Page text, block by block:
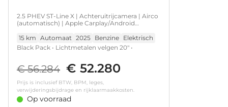
2.5 PHEV ST-Line X | Achteruitrijcamera | Airco
(automatisch) | Apple Carplay/Android
15 km Automaat 2025 Benzine Elektrisch
Black Pack • Lichtmetalen velgen 20" •
Auto|telefoonintegratie premium • Draadloze
telefoonlader • Navigatiesysteem full map •
WiFi voorbereiding • Stuurwiel verwarmd •
Achteruitrijcamera • Airco (automatisch) •
Buitenspiegels elektrisch verstel- en
€ 56.284 € 52.280
Prijs is inclusief BTW, BPM, leges,
verwijderingsbijdrage en rijklaarmaakkosten.
Op voorraad